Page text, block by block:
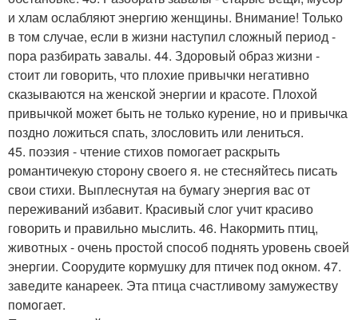
и хлам ослабляют энергию женщины. Внимание! Только
в том случае, если в жизни наступил сложный период -
пора разбирать завалы. 44. Здоровый образ жизни -
стоит ли говорить, что плохие привычки негативно
сказываются на женской энергии и красоте. Плохой
привычкой может быть не только курение, но и привычка
поздно ложиться спать, злословить или лениться.
45. поэзия - чтение стихов помогает раскрыть
романтичекую сторону своего я. не стесняйтесь писать
свои стихи. Выплеснутая на бумагу энергия вас от
переживаний избавит. Красивый слог учит красиво
говорить и правильно мыслить. 46. Накормить птиц,
животных - очень простой способ поднять уровень своей
энергии. Соорудите кормушку для птичек под окном. 47.
заведите канареек. Эта птица счастливому замужеству
помогает.